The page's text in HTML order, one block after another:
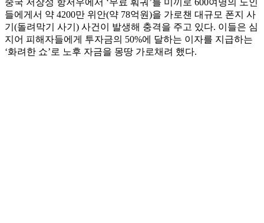
들에게서 약 4200만 위안(약 78억원)을 가로챈 대규모 폰지 사
기(돌려막기 사기) 사건이 발생해 충격을 주고 있다. 이들은 심
지어 피해자들에게 투자금의 50%에 달하는 이자를 지급하는
‘화려한 쇼’로 노후 자금을 몽땅 가로채려 했다.